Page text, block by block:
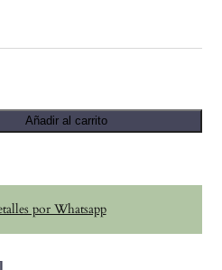
Añadir al carrito
por Whatsapp